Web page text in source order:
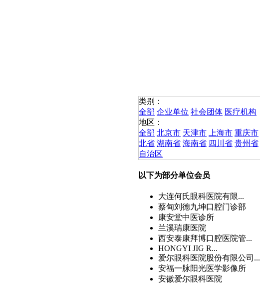
类别：
全部 企业单位 社会团体 医疗机构
地区：
全部 北京市 天津市 上海市 重庆市
北省 湖南省 海南省 四川省 贵州省
自治区
以下为部分单位会员
大连何氏眼科医院有限...
蔡甸刘德九坤口腔门诊部
康安堂中医诊所
兰溪瑞康医院
西安泰康拜博口腔医院管...
HONGYI JIG R...
爱尔眼科医院股份有限公司...
安福一脉阳光医学影像所
安徽爱尔眼科医院